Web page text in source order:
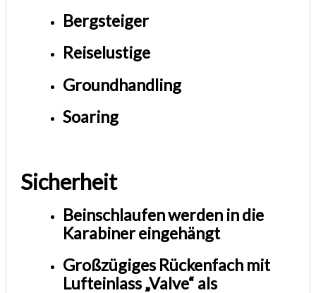
Bergsteiger
Reiselustige
Groundhandling
Soaring
Sicherheit
Beinschlaufen werden in die
Karabiner eingehängt
Großzügiges Rückenfach mit
Lufteinlass „Valve“ als